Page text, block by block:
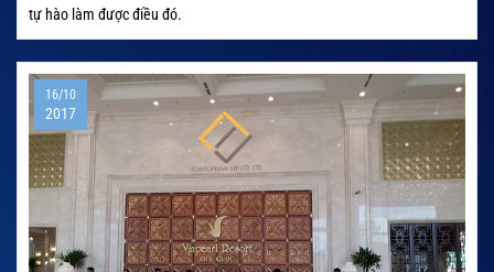
tự hào làm được điều đó.
16/10
2017